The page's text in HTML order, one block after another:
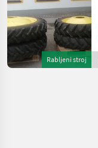
Rabljeni stroj